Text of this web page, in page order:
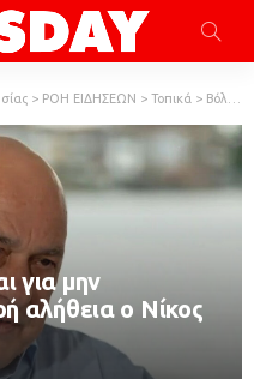
> ΡΟΗ ΕΙΔΗΣΕΩΝ > Τοπικά > Βόλος
για μην
αλήθεια ο Νίκος